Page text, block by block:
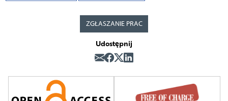
ZGŁASZANIE PRAC
Udostępnij